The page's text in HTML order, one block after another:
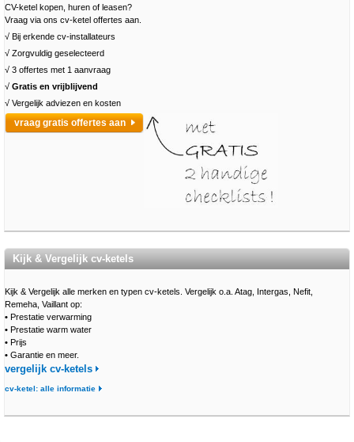
CV-ketel kopen, huren of leasen?
Vraag via ons cv-ketel offertes aan.
√ Bij erkende cv-installateurs
√ Zorgvuldig geselecteerd
√ 3 offertes met 1 aanvraag
√ Gratis en vrijblijvend
√ Vergelijk adviezen en kosten
vraag gratis offertes aan
Kijk & Vergelijk cv-ketels
Kijk & Vergelijk alle merken en typen cv-ketels. Vergelijk o.a. Atag, Intergas, Nefit,
Remeha, Vaillant op:
• Prestatie verwarming
• Prestatie warm water
• Prijs
• Garantie en meer.
vergelijk cv-ketels
cv-ketel: alle informatie